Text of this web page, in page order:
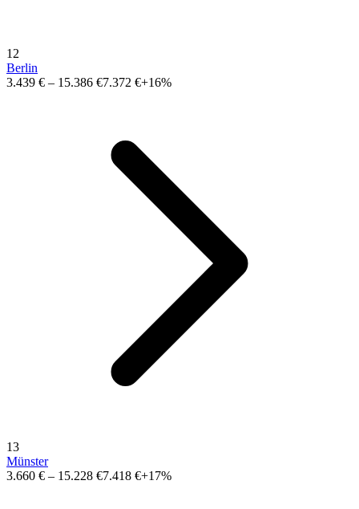
12
Berlin
3.439 € – 15.386 €7.372 €+16%
13
Münster
3.660 € – 15.228 €7.418 €+17%